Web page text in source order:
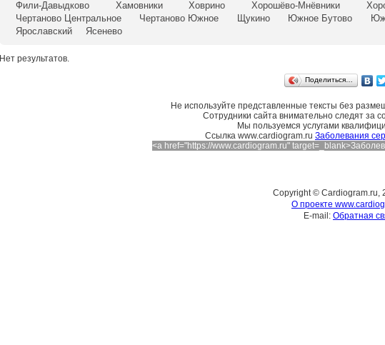
Фили-Давыдково
Хамовники Ховрино Хорошёво-Мнёвники
Чертаново Центральное
Чертаново Южное Щукино Южное Бутово
Ярославский
Ясенево
Нет результатов.
Поделиться…
Не используйте представленные тексты без
Сотрудники сайта внимательно следят за
Мы пользуемся услугами
Cсылка www.cardiogram.ru Заболевания
<a href="https://www.cardiogram.ru"
Copyright © Cardiogram.ru,
О проекте
E-mail: Обратная